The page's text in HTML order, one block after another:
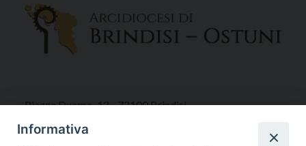
Piazza Duomo, 12 - 72100 Brindisi
Tel 0831.521958
Fax 0831.528315
Informativa